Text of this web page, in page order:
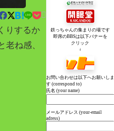

りするか
ね感、
鉄っちゃんの集まりの場です
即席のBBSは以下バナーを
クリック
↓
お問い合わせは以下へお願いしま
す (correspond to)
氏名 (your name)
メールアドレス (your-email
adress)